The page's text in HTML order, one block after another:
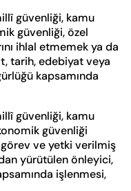
güvenliği, kamu
güvenliği, özel
ihlal etmemek ya da
tarih, edebiyat veya
kapsamında
güvenliği, kamu
güvenliği
ve yetki verilmiş
yürütülen önleyici,
işlenmesi,